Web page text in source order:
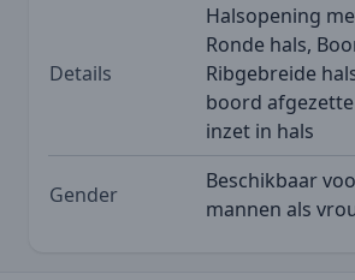
Details
Halsopening
Ronde hals,
Ribgebreide
boord afgezette
inzet in hals
Gender
Beschikbaar
mannen als